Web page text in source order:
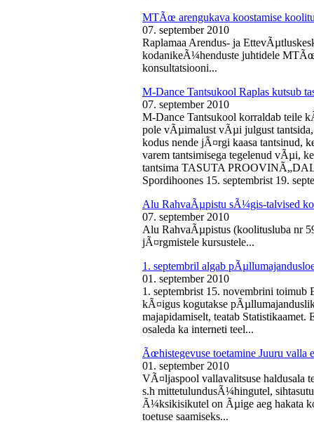
MTÃœ arengukava koostamise
07. september 2010
Raplamaa Arendus- ja
kodanikeÃ¼henduste juhtidele
konsultatsiooni...
M-Dance Tantsukool Raplas kutsub
07. september 2010
M-Dance Tantsukool korraldab teile
pole vÃµimalust vÃµi julgust
kodus nende jÃ¤rgi kaasa tantsinud,
varem tantsimisega tegelenud vÃµi,
tantsima TASUTA
Spordihoones 15. septembrist 19.
Alu RahvaÃµpistu sÃ¼gis-talvised
07. september 2010
Alu RahvaÃµpistus (koolitusluba nr
jÃ¤rgmistele kursustele...
1. septembril algab
01. september 2010
1. septembrist 15. novembrini toimub
kÃ¤igus kogutakse
majapidamiselt, teatab Statistikaamet.
osaleda ka interneti teel...
Ãœhistegevuse toetamine Juuru valla
01. september 2010
VÃ¤ljaspool vallavalitsuse haldusala
s.h mittetulundusÃ¼hingutel,
Ã¼ksikisikutel on Ãµige aeg hakata
toetuse saamiseks...